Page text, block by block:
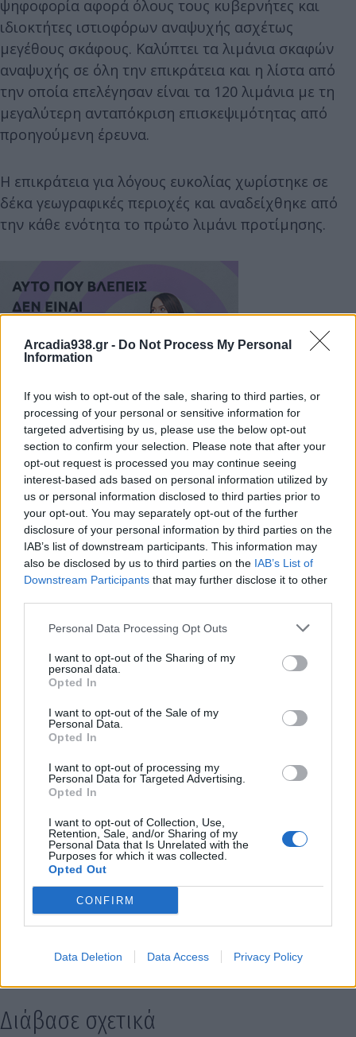
Arcadia938.gr - Do Not Process My Personal
Information
If you wish to opt-out of the sale, sharing to third parties, or
processing of your personal or sensitive information for
targeted advertising by us, please use the below opt-out
section to confirm your selection. Please note that after your
opt-out request is processed you may continue seeing
interest-based ads based on personal information utilized by
us or personal information disclosed to third parties prior to
your opt-out. You may separately opt-out of the further
disclosure of your personal information by third parties on the
IAB’s list of downstream participants. This information may
also be disclosed by us to third parties on the IAB’s List of
Downstream Participants that may further disclose it to other
Personal Data Processing Opt Outs
I want to opt-out of the Sharing of my
personal data.
Opted In
I want to opt-out of the Sale of my
Personal Data.
Opted In
I want to opt-out of processing my
Personal Data for Targeted Advertising.
Opted In
I want to opt-out of Collection, Use,
Retention, Sale, and/or Sharing of my
Personal Data that Is Unrelated with the
Purposes for which it was collected.
Opted Out
CONFIRM
Data Deletion Data Access Privacy Policy
ψηφοφορία αφορά όλους τους κυβερνήτες και
ιδιοκτήτες ιστιοφόρων αναψυχής ασχέτως
μεγέθους σκάφους. Καλύπτει τα λιμάνια σκαφών
αναψυχής σε όλη την επικράτεια και η λίστα από
την οποία επελέγησαν είναι τα 120 λιμάνια με τη
μεγαλύτερη ανταπόκριση επισκεψιμότητας από
προηγούμενη έρευνα.
Η επικράτεια για λόγους ευκολίας χωρίστηκε σε
δέκα γεωγραφικές περιοχές και αναδείχθηκε από
την κάθε ενότητα το πρώτο λιμάνι προτίμησης.
Στην Ανατολική Πελοπόννησο μέχρι πριν την
Καλαμάτα βραβεύθηκαν ως εξής:
1 – Παράλιο Άστρος
2 – Μονεμβασιά
3 – Καψάλι Κυθήρων
Το ΠΑΣΙΔΙ και τα μέλη του με τις βραβεύσεις και με
τη θετική προσφορά τους, συνεισφέρουν στην
πληροφόρηση των ιδιοκτητών σκαφών αναψυχής,
με στόχο τη βελτίωση των τοπικών τουριστικών
υποδομών και την ανάδειξη της ποιότητας των
εκατοντάδων γραφικών λιμανιών προορισμών της
Ο Δήμαρχος Βόρειας Κυνουρίας Γιώργος Καμπύλης
δήλωσε σχετικά: "Είμαστε ιδιαίτερα χαρούμενοι για
μια τόσο σημαντική διάκριση. Αποτελεί την
αναγνώριση για τη συνεχή προσπάθεια μας για
αναβάθμιση και εκσυγχρονισμό των υποδομών του
λιμανιού. Στόχος μας είναι η προσέλκυση επιπλέον
επισκεπτών για την περαιτέρω ανάπτυξη της
περιοχής".
Διάβασε σχετικά